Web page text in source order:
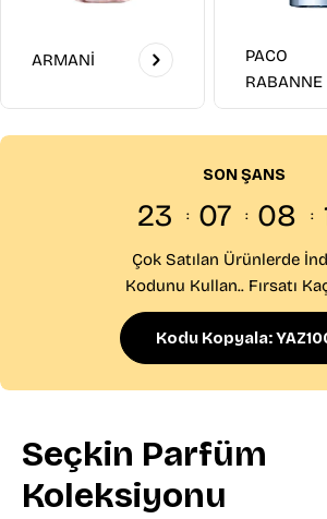
ARMANİ
PACO
RABANNE
SON ŞANS
23 07 08
Çok Satılan Ürünlerde
Kodunu Kullan.. Fırsatı
Kodu Kopyala:
Seçkin Parfüm
Koleksiyonu